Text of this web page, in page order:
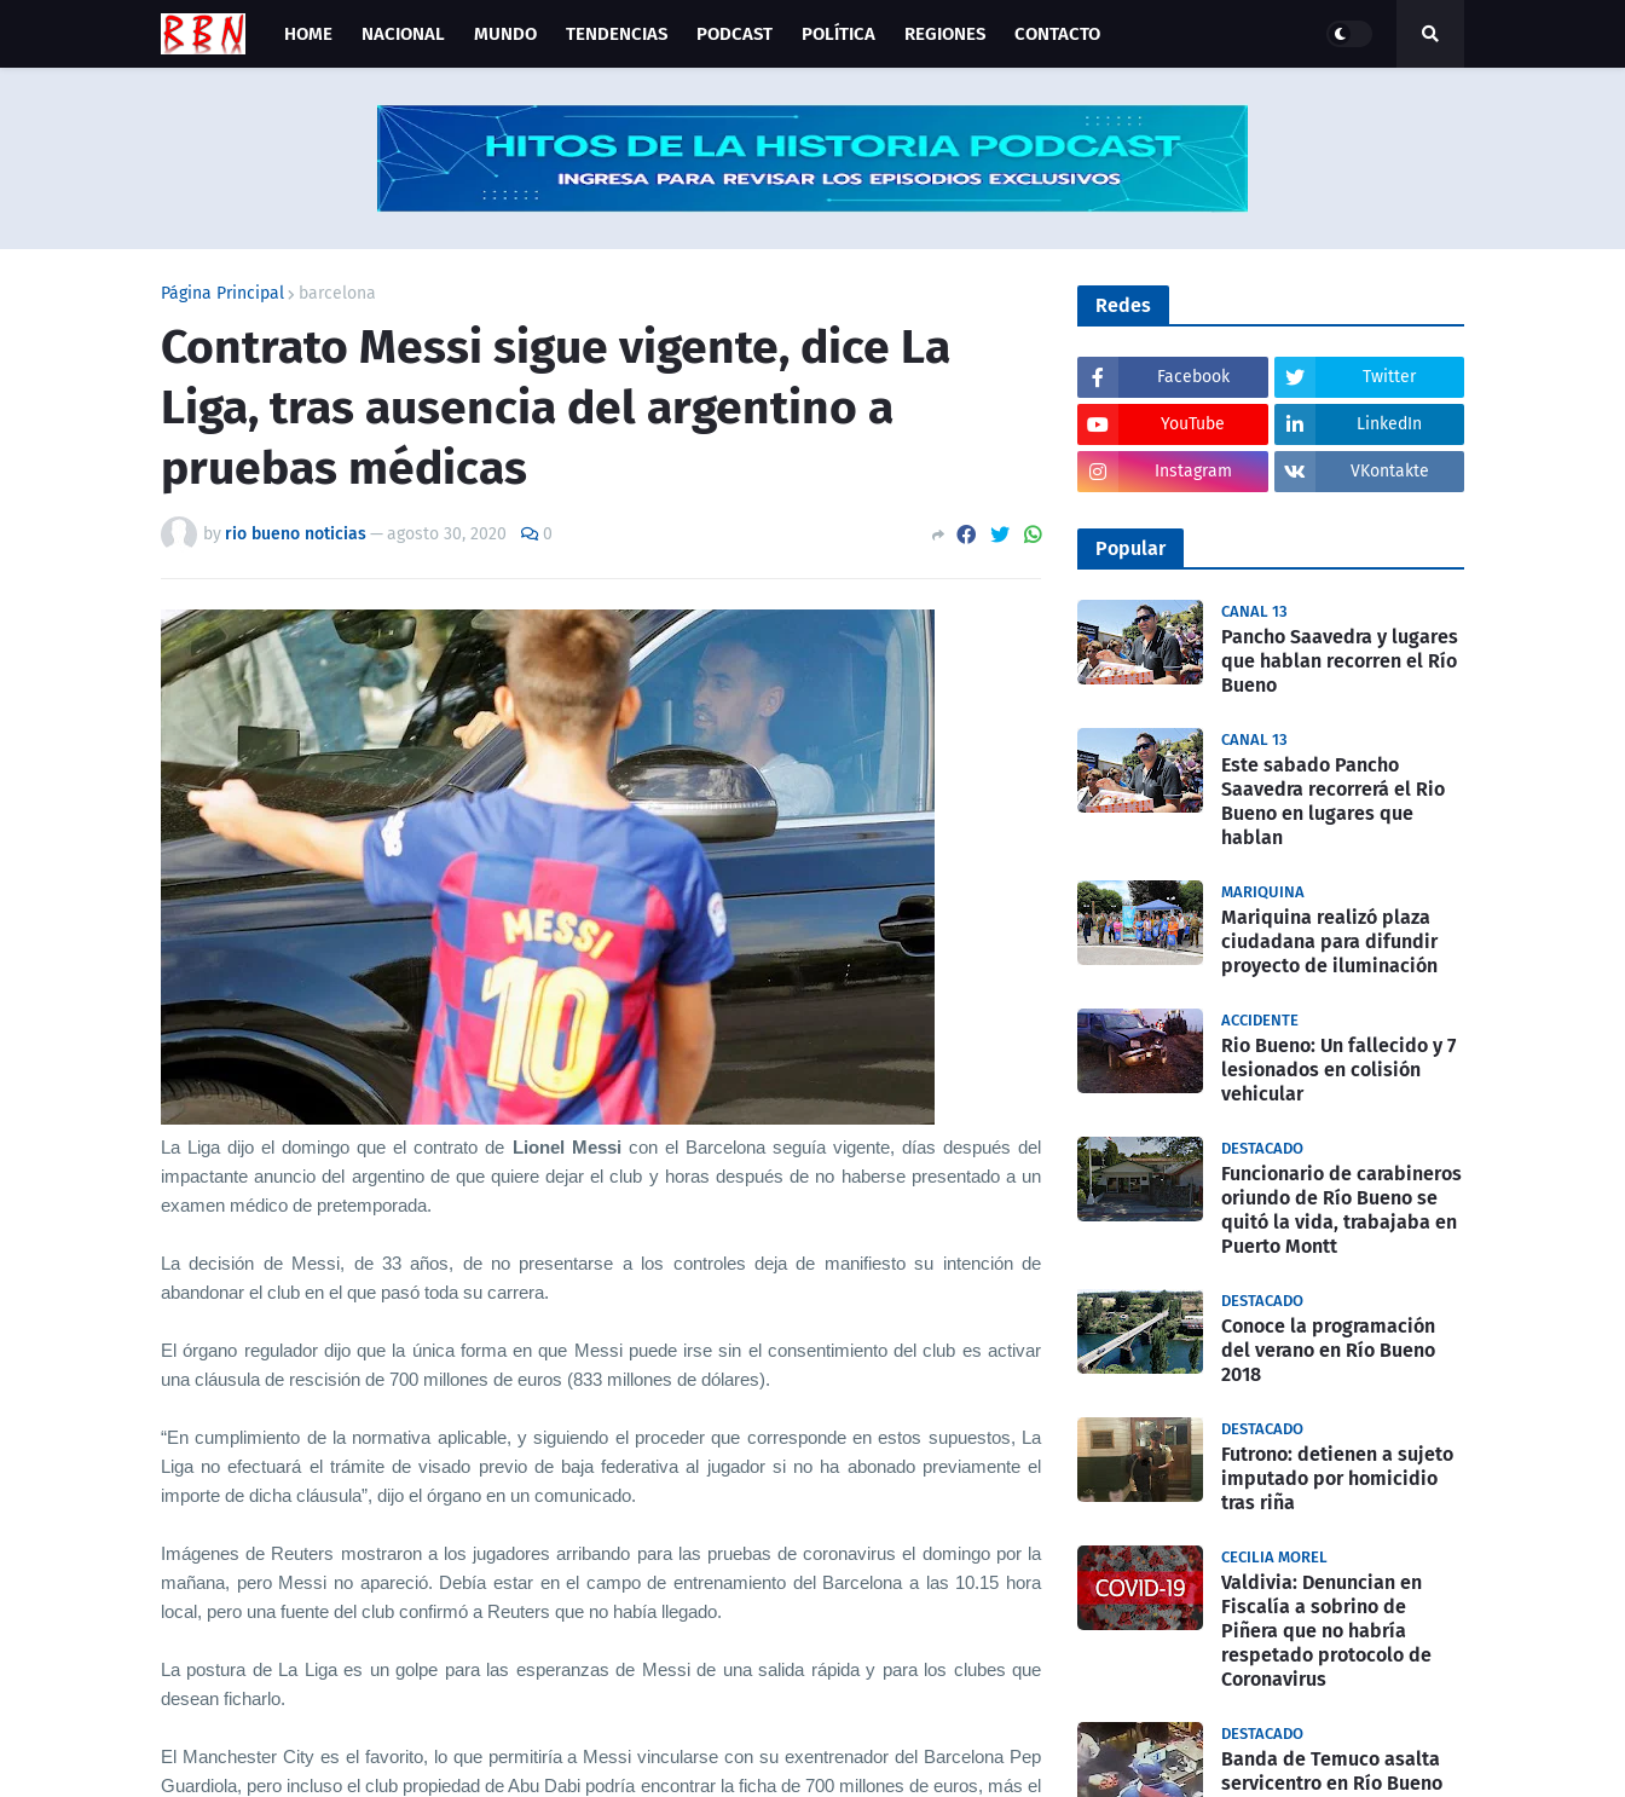
HOME NACIONAL MUNDO TENDENCIAS PODCAST POLÍTICA REGIONES CONTACTO
Página Principal barcelona
Contrato Messi sigue vigente, dice La
Liga, tras ausencia del argentino a
pruebas médicas
by rio bueno noticias—agosto 30, 2020 0
La Liga dijo el domingo que el contrato de Lionel Messi con el Barcelona seguía vigente, días después del
impactante anuncio del argentino de que quiere dejar el club y horas después de no haberse presentado a un
examen médico de pretemporada.
La decisión de Messi, de 33 años, de no presentarse a los controles deja de manifiesto su intención de
abandonar el club en el que pasó toda su carrera.
El órgano regulador dijo que la única forma en que Messi puede irse sin el consentimiento del club es activar
una cláusula de rescisión de 700 millones de euros (833 millones de dólares).
“En cumplimiento de la normativa aplicable, y siguiendo el proceder que corresponde en estos supuestos, La
Liga no efectuará el trámite de visado previo de baja federativa al jugador si no ha abonado previamente el
importe de dicha cláusula”, dijo el órgano en un comunicado.
Imágenes de Reuters mostraron a los jugadores arribando para las pruebas de coronavirus el domingo por la
mañana, pero Messi no apareció. Debía estar en el campo de entrenamiento del Barcelona a las 10.15 hora
local, pero una fuente del club confirmó a Reuters que no había llegado.
La postura de La Liga es un golpe para las esperanzas de Messi de una salida rápida y para los clubes que
desean ficharlo.
El Manchester City es el favorito, lo que permitiría a Messi vincularse con su exentrenador del Barcelona ​​Pep
Guardiola, pero incluso el club propiedad de Abu Dabi podría encontrar la ficha de 700 millones de euros, más el
Redes
Facebook Twitter
YouTube LinkedIn
Instagram VKontakte
Popular
CANAL 13
Pancho Saavedra y lugares
que hablan recorren el Río
Bueno
CANAL 13
Este sabado Pancho
Saavedra recorrerá el Rio
Bueno en lugares que
hablan
MARIQUINA
Mariquina realizó plaza
ciudadana para difundir
proyecto de iluminación
ACCIDENTE
Rio Bueno: Un fallecido y 7
lesionados en colisión
vehicular
DESTACADO
Funcionario de carabineros
oriundo de Río Bueno se
quitó la vida, trabajaba en
Puerto Montt
DESTACADO
Conoce la programación
del verano en Río Bueno
2018
DESTACADO
Futrono: detienen a sujeto
imputado por homicidio
tras riña
CECILIA MOREL
Valdivia: Denuncian en
Fiscalía a sobrino de
Piñera que no habría
respetado protocolo de
Coronavirus
DESTACADO
Banda de Temuco asalta
servicentro en Río Bueno